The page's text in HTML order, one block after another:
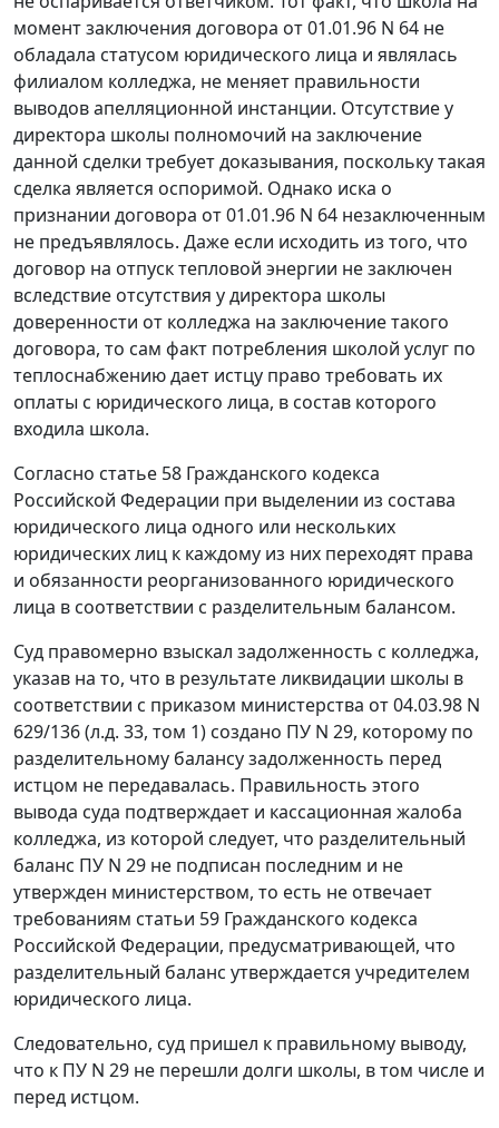
момент заключения договора от 01.01.96 N 64 не
обладала статусом юридического лица и являлась
филиалом колледжа, не меняет правильности
выводов апелляционной инстанции. Отсутствие у
директора школы полномочий на заключение
данной сделки требует доказывания, поскольку такая
сделка является оспоримой. Однако иска о
признании договора от 01.01.96 N 64 незаключенным
не предъявлялось. Даже если исходить из того, что
договор на отпуск тепловой энергии не заключен
вследствие отсутствия у директора школы
доверенности от колледжа на заключение такого
договора, то сам факт потребления школой услуг по
теплоснабжению дает истцу право требовать их
оплаты с юридического лица, в состав которого
входила школа.
Согласно статье 58 Гражданского кодекса
Российской Федерации при выделении из состава
юридического лица одного или нескольких
юридических лиц к каждому из них переходят права
и обязанности реорганизованного юридического
лица в соответствии с разделительным балансом.
Суд правомерно взыскал задолженность с колледжа,
указав на то, что в результате ликвидации школы в
соответствии с приказом министерства от 04.03.98 N
629/136 (л.д. 33, том 1) создано ПУ N 29, которому по
разделительному балансу задолженность перед
истцом не передавалась. Правильность этого
вывода суда подтверждает и кассационная жалоба
колледжа, из которой следует, что разделительный
баланс ПУ N 29 не подписан последним и не
утвержден министерством, то есть не отвечает
требованиям статьи 59 Гражданского кодекса
Российской Федерации, предусматривающей, что
разделительный баланс утверждается учредителем
юридического лица.
Следовательно, суд пришел к правильному выводу,
что к ПУ N 29 не перешли долги школы, в том числе и
перед истцом.